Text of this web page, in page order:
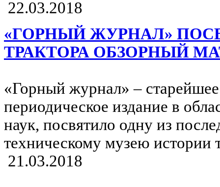
22.03.2018
«ГОРНЫЙ ЖУРНАЛ»
ТРАКТОРА ОБЗОРНЫЙ
«Горный журнал» –
периодическое издание в
наук, посвятило одну из
техническому музею истории
21.03.2018